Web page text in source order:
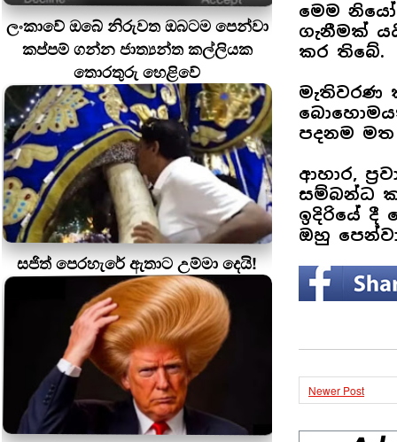
ලංකාවේ ඔබේ නිරුවත ඔබටම පෙන්වා
කප්පම් ගන්න ජාත්‍යන්ත කල්ලියක
තොරතුරු හෙළිවේ
සජිත් පෙරහැරේ ඇතාට උම්මා දෙයි!
මෙම
ගැනීමක්
කර තිබේ.
මැතිවරණ
පදනම
ආහාර,
සම්බන්ධ
ඉදිරියේ දී
ඔහු
Newer Post